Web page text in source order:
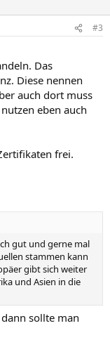
#3
Das
Diese nennen
auch dort muss
eben auch
frei.
gut und gerne mal
stammen kann
gibt sich weiter
und Asien in die
sollte man